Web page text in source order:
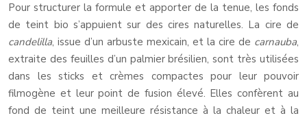
Pour structurer la formule et apporter de la tenue, les fonds
de teint bio s’appuient sur des cires naturelles. La cire de
candelilla, issue d’un arbuste mexicain, et la cire de carnauba,
extraite des feuilles d’un palmier brésilien, sont très utilisées
dans les sticks et crèmes compactes pour leur pouvoir
filmogène et leur point de fusion élevé. Elles confèrent au
fond de teint une meilleure résistance à la chaleur et à la